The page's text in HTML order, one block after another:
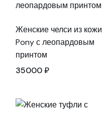
Женские челси из кожи
Pony с леопардовым
принтом
35000₽